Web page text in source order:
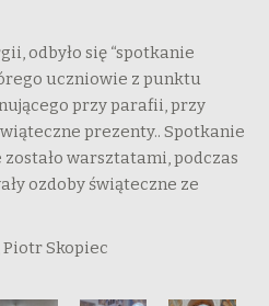
odbyło się “spotkanie
uczniowie z punktu
przy parafii, przy
prezenty.. Spotkanie
warsztatami, podczas
ozdoby świąteczne ze
Skopiec